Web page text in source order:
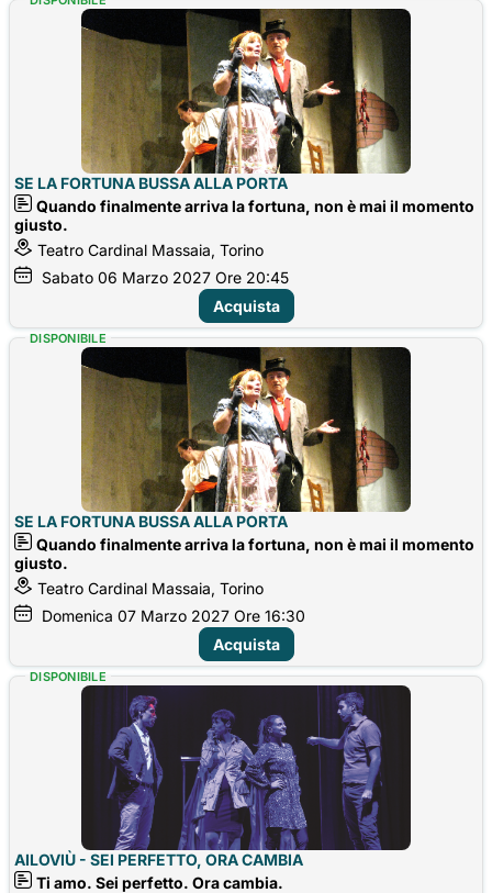
SE LA FORTUNA BUSSA ALLA PORTA
Quando finalmente arriva la fortuna, non è mai il momento
giusto.
Teatro Cardinal Massaia, Torino
Sabato 06 Marzo 2027 Ore 20:45
Acquista
SE LA FORTUNA BUSSA ALLA PORTA
Quando finalmente arriva la fortuna, non è mai il momento
giusto.
Teatro Cardinal Massaia, Torino
Domenica 07 Marzo 2027 Ore 16:30
DISPONIBILE
Acquista
AILOVIÙ - SEI PERFETTO, ORA CAMBIA
Ti amo. Sei perfetto. Ora cambia.
DISPONIBILE